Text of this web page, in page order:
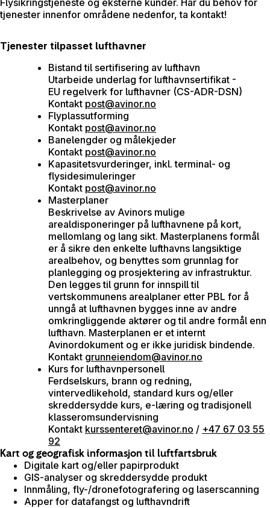
tjenester innenfor områdene nedenfor, ta kontakt!
Tjenester tilpasset lufthavner
Bistand til sertifisering av lufthavn
Utarbeide underlag for lufthavnsertifikat -
EU regelverk for lufthavner (CS-ADR-DSN)
Kontakt post@avinor.no
Flyplassutforming
Kontakt post@avinor.no
Banelengder og målekjeder
Kontakt post@avinor.no
Kapasitetsvurderinger, inkl. terminal- og
flysidesimuleringer
Kontakt post@avinor.no
Masterplaner
Beskrivelse av Avinors mulige
arealdisponeringer på lufthavnene på kort,
mellomlang og lang sikt. Masterplanens formål
er å sikre den enkelte lufthavns langsiktige
arealbehov, og benyttes som grunnlag for
planlegging og prosjektering av infrastruktur.
Den legges til grunn for innspill til
vertskommunens arealplaner etter PBL for å
unngå at lufthavnen bygges inne av andre
omkringliggende aktører og til andre formål enn
lufthavn. Masterplanen er et internt
Avinordokument og er ikke juridisk bindende.
Kontakt grunneiendom@avinor.no
Kurs for lufthavnpersonell
Ferdselskurs, brann og redning,
vintervedlikehold, standard kurs og/eller
skreddersydde kurs, e-læring og tradisjonell
klasseromsundervisning
Kontakt kurssenteret@avinor.no / +47 67 03 55
92
Kart og geografisk informasjon til luftfartsbruk
Digitale kart og/eller papirprodukt
GIS-analyser og skreddersydde produkt
Innmåling, fly-/dronefotografering og laserscanning
Apper for datafangst og lufthavndrift